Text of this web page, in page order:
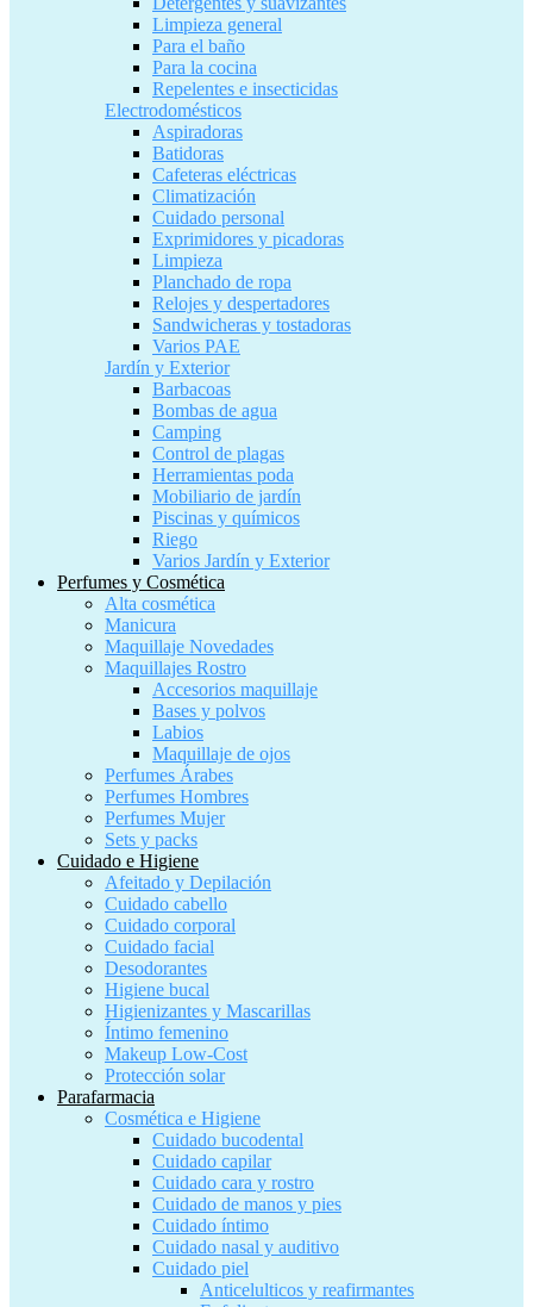
Limpieza general
Para el baño
Para la cocina
Repelentes e insecticidas
Electrodomésticos
Aspiradoras
Batidoras
Cafeteras eléctricas
Climatización
Cuidado personal
Exprimidores y picadoras
Limpieza
Planchado de ropa
Relojes y despertadores
Sandwicheras y tostadoras
Varios PAE
Jardín y Exterior
Barbacoas
Bombas de agua
Camping
Control de plagas
Herramientas poda
Mobiliario de jardín
Piscinas y químicos
Riego
Varios Jardín y Exterior
Perfumes y Cosmética
Alta cosmética
Manicura
Maquillaje Novedades
Maquillajes Rostro
Accesorios maquillaje
Bases y polvos
Labios
Maquillaje de ojos
Perfumes Árabes
Perfumes Hombres
Perfumes Mujer
Sets y packs
Cuidado e Higiene
Afeitado y Depilación
Cuidado cabello
Cuidado corporal
Cuidado facial
Desodorantes
Higiene bucal
Higienizantes y Mascarillas
Íntimo femenino
Makeup Low-Cost
Protección solar
Parafarmacia
Cosmética e Higiene
Cuidado bucodental
Cuidado capilar
Cuidado cara y rostro
Cuidado de manos y pies
Cuidado íntimo
Cuidado nasal y auditivo
Cuidado piel
Anticelulticos y reafirmantes